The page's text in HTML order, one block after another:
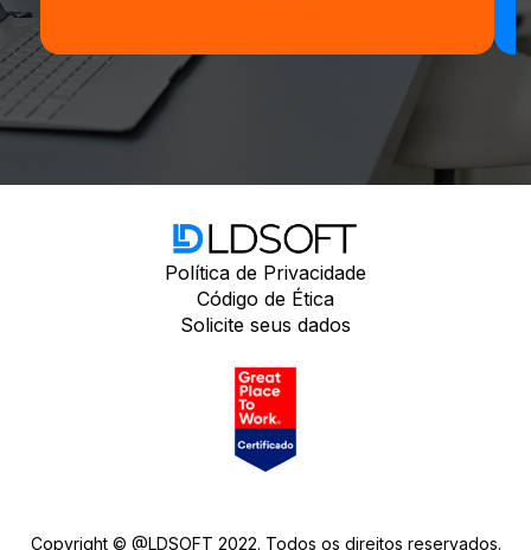
Política de Privacidade
Código de Ética
Solicite seus dados
Copyright © @LDSOFT 2022. Todos os direitos reservados.